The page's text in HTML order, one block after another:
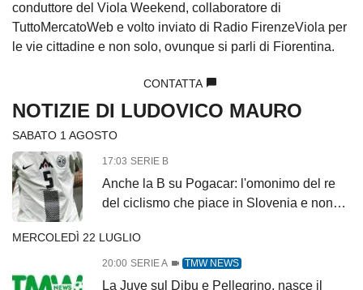
conduttore del Viola Weekend, collaboratore di
TuttoMercatoWeb e volto inviato di Radio FirenzeViola per
le vie cittadine e non solo, ovunque si parli di Fiorentina.
CONTATTA
NOTIZIE DI LUDOVICO MAURO
SABATO 1 AGOSTO
17:03 SERIE B
Anche la B su Pogacar: l'omonimo del re
del ciclismo che piace in Slovenia e non
MERCOLEDÌ 22 LUGLIO
20:00 SERIE A TMW NEWS
La Juve sul Dibu e Pellegrino, nasce il